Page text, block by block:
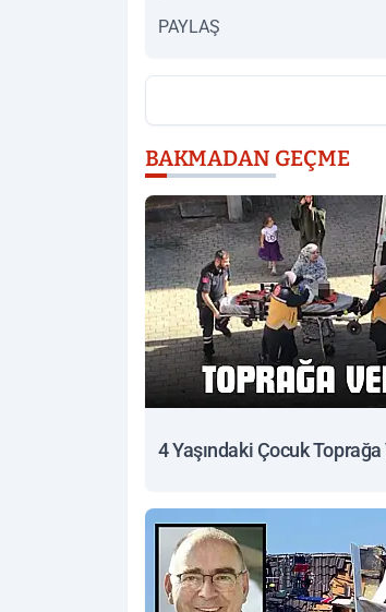
PAYLAŞ
BAKMADAN GEÇME
4 Yaşındaki Çocuk